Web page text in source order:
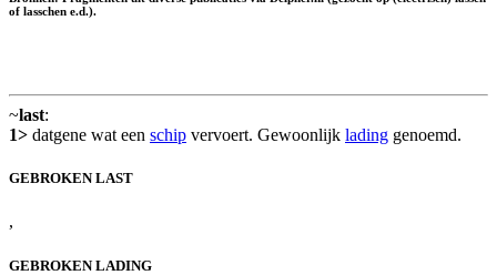
of lasschen e.d.).
~last:
1> datgene wat een schip vervoert. Gewoonlijk lading genoemd.
GEBROKEN LAST
,
GEBROKEN LADING